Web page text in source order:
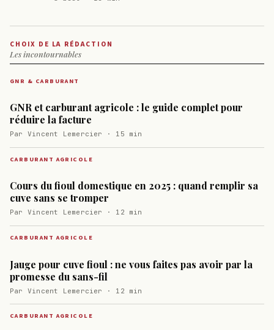
CHOIX DE LA RÉDACTION
Les incontournables
GNR & CARBURANT
GNR et carburant agricole : le guide complet pour
réduire la facture
Par Vincent Lemercier · 15 min
CARBURANT AGRICOLE
Cours du fioul domestique en 2025 : quand remplir sa
cuve sans se tromper
Par Vincent Lemercier · 12 min
CARBURANT AGRICOLE
Jauge pour cuve fioul : ne vous faites pas avoir par la
promesse du sans-fil
Par Vincent Lemercier · 12 min
CARBURANT AGRICOLE